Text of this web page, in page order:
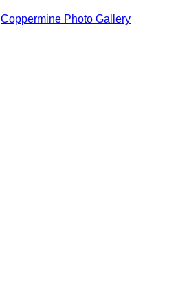
Coppermine Photo Gallery